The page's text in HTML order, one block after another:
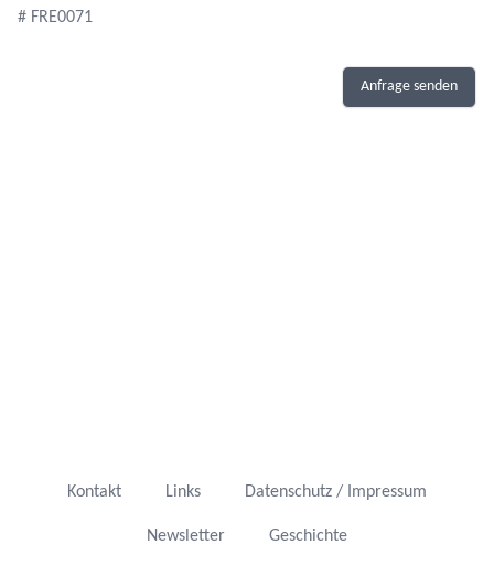
# FRE0071
Anfrage senden
Kontakt Links Datenschutz / Impressum
Newsletter Geschichte